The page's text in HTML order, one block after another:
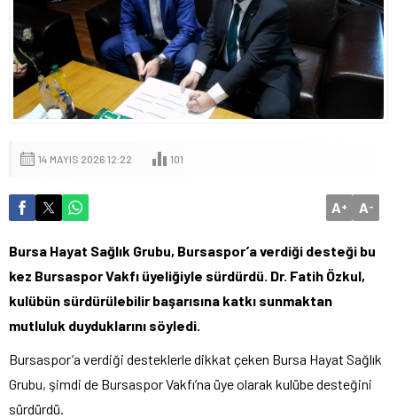
14 MAYIS 2026 12:22 101
A+ A-
Bursa Hayat Sağlık Grubu, Bursaspor’a verdiği desteği bu
kez Bursaspor Vakfı üyeliğiyle sürdürdü. Dr. Fatih Özkul,
kulübün sürdürülebilir başarısına katkı sunmaktan
mutluluk duyduklarını söyledi.
Bursaspor’a verdiği desteklerle dikkat çeken Bursa Hayat Sağlık
Grubu, şimdi de Bursaspor Vakfı’na üye olarak kulübe desteğini
sürdürdü.